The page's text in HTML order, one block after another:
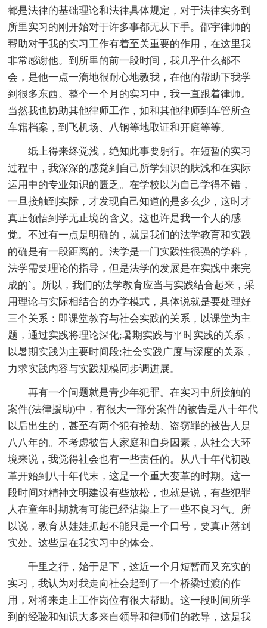
都是法律的基础理论和法律具体规定，对于法律实务到
所里实习的刚开始对于许多事都无从下手。邵宇律师的
帮助对于我的实习工作有着至关重要的作用，在这里我
非常感谢他。到所里的前一段时间，我几乎什么都不
会，是他一点一滴地很耐心地教我，在他的帮助下我学
到很多东西。整个一个月的实习中，我一直跟着律师。
当然我也协助其他律师工作，如和其他律师到车管所查
车籍档案，到飞机场、八钢等地取证和开庭等等。
纸上得来终觉浅，绝知此事要躬行。在短暂的实习
过程中，我深深的感觉到自己所学知识的肤浅和在实际
运用中的专业知识的匮乏。在学校以为自己学得不错，
一旦接触到实际，才发现自己知道的是多么少，这时才
真正领悟到学无止境的含义。这也许是我一个人的感
觉。不过有一点是明确的，就是我们的法学教育和实践
的确是有一段距离的。法学是一门实践性很强的学科，
法学需要理论的指导，但是法学的发展是在实践中来完
成的`。所以，我们的法学教育应当与实践结合起来，采
用理论与实际相结合的办学模式，具体说就是要处理好
三个关系：即课堂教育与社会实践的关系，以课堂为主
题，通过实践将理论深化;暑期实践与平时实践的关系，
以暑期实践为主要时间段;社会实践广度与深度的关系，
力求实践内容与实践规模同步调进展。
再有一个问题就是青少年犯罪。在实习中所接触的
案件(法律援助)中，有很大一部分案件的被告是八十年代
以后出生的，甚至有两个犯有抢劫、盗窃罪的被告人是
八八年的。不考虑被告人家庭和自身因素，从社会大环
境来说，我觉得社会也有一些责任的。从八十年代初改
革开始到八十年代末，这是一个重大变革的时期。这一
段时间对精神文明建设有些放松，也就是说，有些犯罪
人在童年时期就有可能已经沾染上了一些不良习气。所
以说，教育从娃娃抓起不能只是一个口号，要真正落到
实处。这些是在我实习中的体会。
千里之行，始于足下，这近一个月短暂而又充实的
实习，我认为对我走向社会起到了一个桥梁过渡的作
用，对将来走上工作岗位有很大帮助。这一段时间所学
到的经验和知识大多来自领导和律师们的教导，这是我